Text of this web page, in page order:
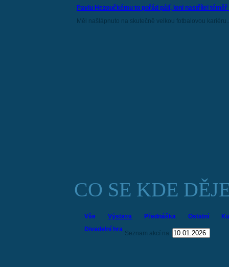
Pavlu Hezoučkému to pořád pálí, loni nastřílel
Měl našlápnuto na skutečně velkou fotbalovou
CO SE KDE
Vše Výstava Přednáška Ostatní
Divadelní hra
Seznam akcí na: